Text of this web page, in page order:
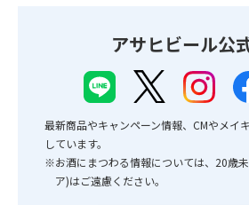
アサヒビール公
最新商品やキャンペーン情報、CMやメイ
しています。
※お酒にまつわる情報については、20歳
ア)はご遠慮ください。